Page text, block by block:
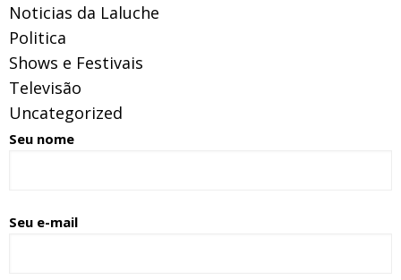
Noticias da Laluche
Politica
Shows e Festivais
Televisão
Uncategorized
Seu nome
Seu e-mail